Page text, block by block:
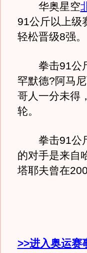
华奥星空
91公斤以上级
轻松晋级8强。
拳击91公斤
罕默德?阿马
哥人一分未得
轮。
拳击91公斤
的对手是来自
塔耶夫曾在
>>进入奥运赛